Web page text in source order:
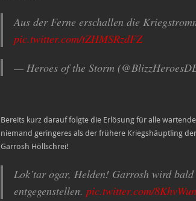
Aus der Ferne erschallen die
pic.twitter.com/tZHMSRzdFZ
— Heroes of the Storm
Bereits kurz darauf folgte die Erlösung für alle
niemand geringeres als der frühere Kriegshäuptling
Garrosh Höllschrei!
Lok’tar ogar, Helden! Garrosh wird
entgegenstellen. pic.twitter.com/